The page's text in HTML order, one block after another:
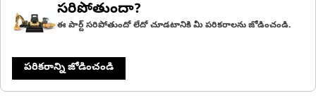
సరిపోతుందా?
ఈ పార్ట్ సరిపోతుందో లేదో చూడటానికి మీ పరికరాలను జోడించండి.
పరికరాన్ని జోడించండి